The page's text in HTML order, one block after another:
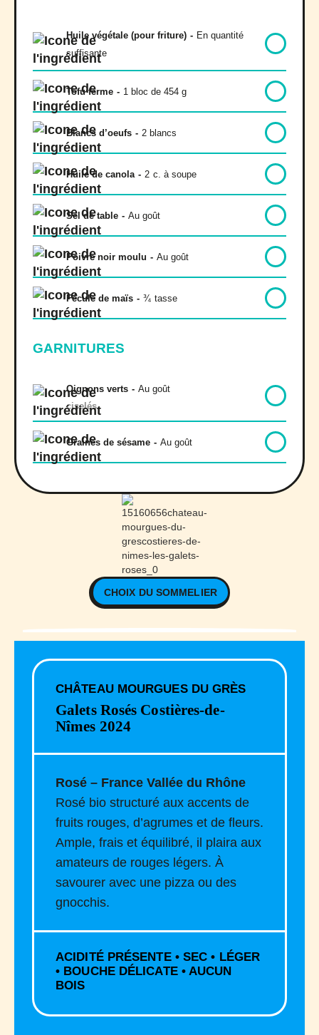
Huile végétale (pour friture) - En quantité
suffisante
Tofu ferme - 1 bloc de 454 g
Blancs d’oeufs - 2 blancs
Huile de canola - 2 c. à soupe
Sel de table - Au goût
Poivre noir moulu - Au goût
Fécule de maïs - ¾ tasse
GARNITURES
Oignons verts - Au goût
ciselés
Graines de sésame - Au goût
CHOIX DU SOMMELIER
CHÂTEAU MOURGUES DU GRÈS
Galets Rosés Costières-de-
Nîmes 2024
Rosé – France Vallée du Rhône
Rosé bio structuré aux accents de
fruits rouges, d’agrumes et de fleurs.
Ample, frais et équilibré, il plaira aux
amateurs de rouges légers. À
savourer avec une pizza ou des
gnocchis.
ACIDITÉ PRÉSENTE • SEC • LÉGER
• BOUCHE DÉLICATE • AUCUN
BOIS